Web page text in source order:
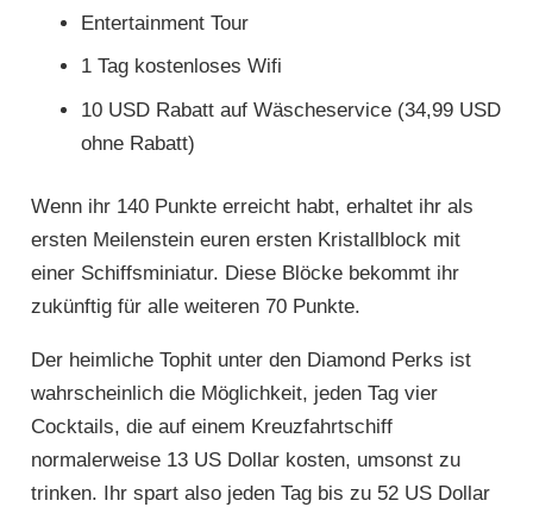
Entertainment Tour
1 Tag kostenloses Wifi
10 USD Rabatt auf Wäscheservice (34,99 USD
ohne Rabatt)
Wenn ihr 140 Punkte erreicht habt, erhaltet ihr als
ersten Meilenstein euren ersten Kristallblock mit
einer Schiffsminiatur. Diese Blöcke bekommt ihr
zukünftig für alle weiteren 70 Punkte.
Der heimliche Tophit unter den Diamond Perks ist
wahrscheinlich die Möglichkeit, jeden Tag vier
Cocktails, die auf einem Kreuzfahrtschiff
normalerweise 13 US Dollar kosten, umsonst zu
trinken. Ihr spart also jeden Tag bis zu 52 US Dollar